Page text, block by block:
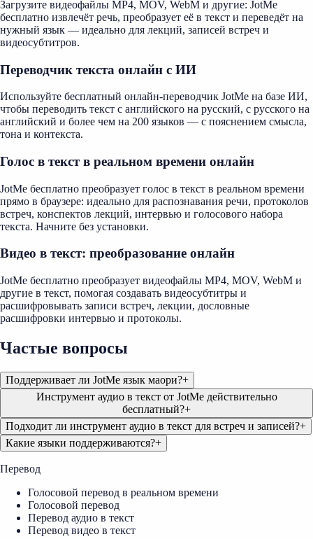
Загрузите видеофайлы MP4, MOV, WebM и другие: JotMe
бесплатно извлечёт речь, преобразует её в текст и переведёт на
нужный язык — идеально для лекций, записей встреч и
видеосубтитров.
Переводчик текста онлайн с ИИ
Используйте бесплатный онлайн-переводчик JotMe на базе ИИ,
чтобы переводить текст с английского на русский, с русского на
английский и более чем на 200 языков — с пояснением смысла,
тона и контекста.
Голос в текст в реальном времени онлайн
JotMe бесплатно преобразует голос в текст в реальном времени
прямо в браузере: идеально для распознавания речи, протоколов
встреч, конспектов лекций, интервью и голосового набора
текста. Начните без установки.
Видео в текст: преобразование онлайн
JotMe бесплатно преобразует видеофайлы MP4, MOV, WebM и
другие в текст, помогая создавать видеосубтитры и
расшифровывать записи встреч, лекции, дословные
расшифровки интервью и протоколы.
Частые вопросы
Поддерживает ли JotMe язык маори?+
Инструмент аудио в текст от JotMe действительно
бесплатный?+
Подходит ли инструмент аудио в текст для встреч и записей?+
Какие языки поддерживаются?+
Перевод
Голосовой перевод в реальном времени
Голосовой перевод
Перевод аудио в текст
Перевод видео в текст